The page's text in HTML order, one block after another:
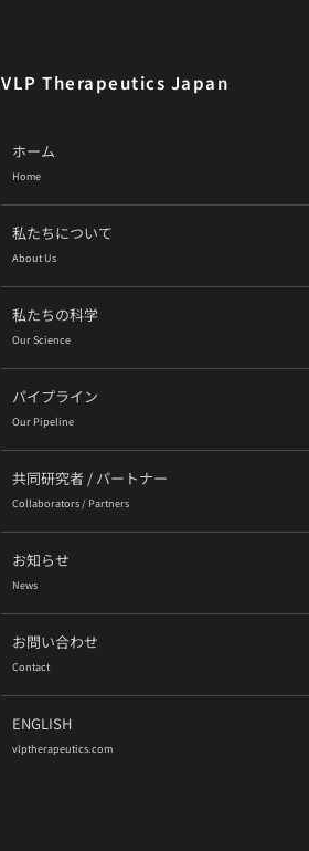
VLP Therapeutics Japan
ホーム
Home
私たちについて
About Us
私たちの科学
Our Science
パイプライン
Our Pipeline
共同研究者 / パートナー
Collaborators / Partners
お知らせ
News
お問い合わせ
Contact
ENGLISH
vlptherapeutics.com